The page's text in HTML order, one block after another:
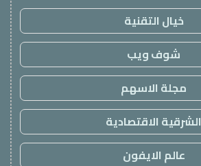
خيال التقنية
شوف ويب
مجلة الاسهم
الشرقية الاقتصادية
عالم الايفون